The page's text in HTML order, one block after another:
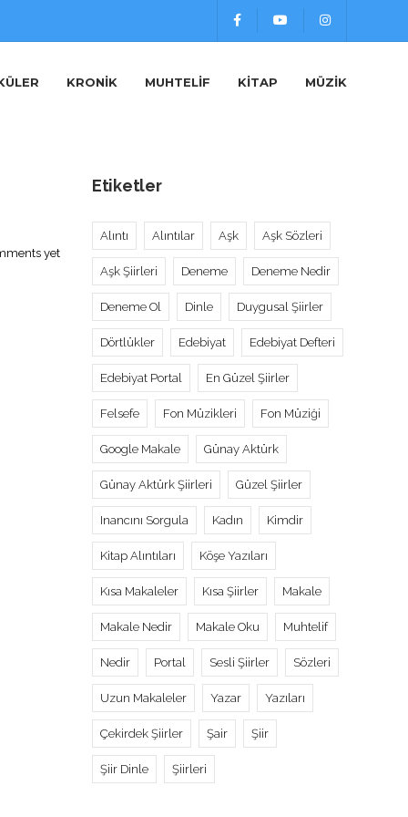
KRONIK MUHTELIF KITAP MÜZIK
yet
Etiketler
Alıntı Alıntılar Aşk Aşk Sözleri
Aşk Şiirleri Deneme Deneme Nedir
Deneme Ol Dinle Duygusal Şiirler
Dörtlükler Edebiyat Edebiyat Defteri
Edebiyat Portal En Güzel Şiirler
Felsefe Fon Müzikleri Fon Müziği
Google Makale Günay Aktürk
Günay Aktürk Şiirleri Güzel Şiirler
Inancını Sorgula Kadın Kimdir
Kitap Alıntıları Köşe Yazıları
Kısa Makaleler Kısa Şiirler Makale
Makale Nedir Makale Oku Muhtelif
Nedir Portal Sesli Şiirler Sözleri
Uzun Makaleler Yazar Yazıları
Çekirdek Şiirler Şair Şiir
Şiir Dinle Şiirleri